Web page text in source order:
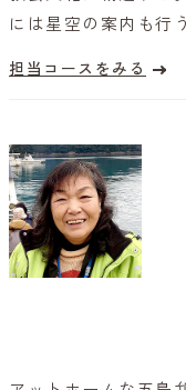
には星空の案内も行
担当コースをみる